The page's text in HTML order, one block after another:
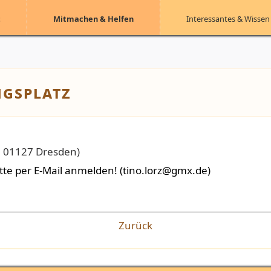
Mitmachen & Helfen Interessantes & Wissen
Dresden)
per E-Mail anmelden! (tino.lorz@gmx.de)
Zurück